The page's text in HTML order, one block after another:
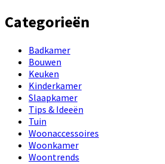
Categorieën
Badkamer
Bouwen
Keuken
Kinderkamer
Slaapkamer
Tips & Ideeën
Tuin
Woonaccessoires
Woonkamer
Woontrends